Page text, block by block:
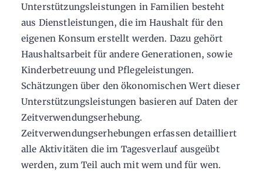
Unterstützungsleistungen in Familien besteht
aus Dienstleistungen, die im Haushalt für den
eigenen Konsum erstellt werden. Dazu gehört
Haushaltsarbeit für andere Generationen, sowie
Kinderbetreuung und Pflegeleistungen.
Schätzungen über den ökonomischen Wert dieser
Unterstützungsleistungen basieren auf Daten der
Zeitverwendungserhebung.
Zeitverwendungserhebungen erfassen detailliert
alle Aktivitäten die im Tagesverlauf ausgeübt
werden, zum Teil auch mit wem und für wen.